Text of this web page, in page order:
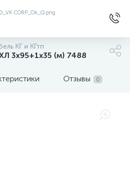
КГ и КГтп
3х95+1х35 (м) 7488
Отзывы 0